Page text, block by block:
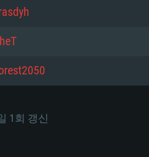
간: 22.1 GB (최소
로드밴드 인터넷
간: 22.1 GB (최소
1회 갱신